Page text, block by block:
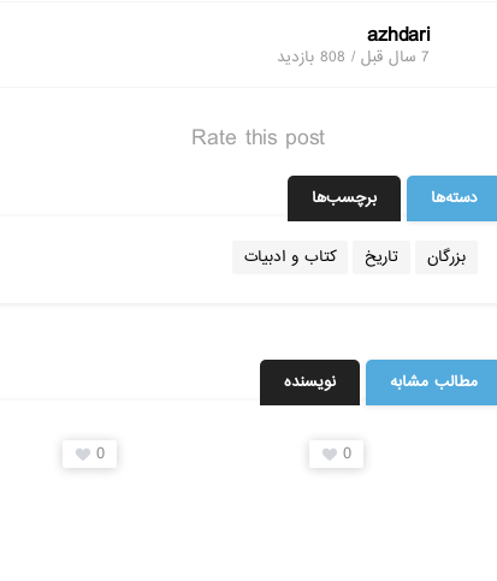
azhdari
7 سال قبل / 808 بازدید
Rate this post
دسته‌ها برچسب‌ها
بزرگان تاریخ کتاب و ادبیات
مطالب مشابه نویسنده
0
0